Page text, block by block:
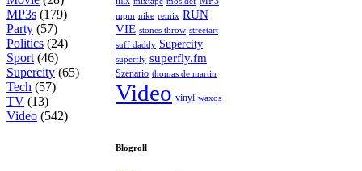
MP3s (179)
Party (57)
Politics (24)
Sport (46)
Supercity (65)
Tech (57)
TV (13)
Video (542)
mpm nike remix RUN
VIE stones throw streetart
suff daddy Supercity
superfly superfly.fm
Szenario thomas de martin
Video vinyl waxos
Blogroll